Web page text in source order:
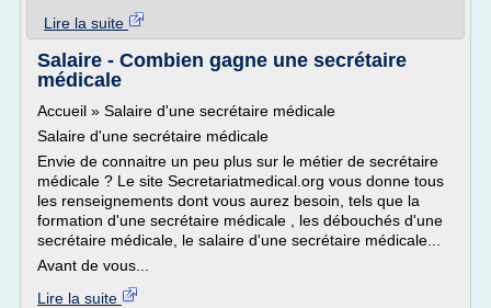
Lire la suite
Salaire - Combien gagne une secrétaire
médicale
Accueil » Salaire d'une secrétaire médicale
Salaire d'une secrétaire médicale
Envie de connaitre un peu plus sur le métier de secrétaire
médicale ? Le site Secretariatmedical.org vous donne tous
les renseignements dont vous aurez besoin, tels que la
formation d'une secrétaire médicale , les débouchés d'une
secrétaire médicale, le salaire d'une secrétaire médicale...
Avant de vous...
Lire la suite